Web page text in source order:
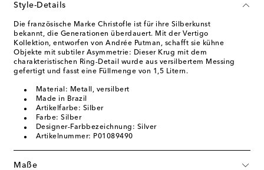
Style-Details
Die französische Marke Christofle ist für ihre Silberkunst
bekannt, die Generationen überdauert. Mit der Vertigo
Kollektion, entworfen von Andrée Putman, schafft sie kühne
Objekte mit subtiler Asymmetrie: Dieser Krug mit dem
charakteristischen Ring-Detail wurde aus versilbertem Messing
gefertigt und fasst eine Füllmenge von 1,5 Litern.
Material: Metall, versilbert
Made in Brazil
Artikelfarbe: Silber
Farbe: Silber
Designer-Farbbezeichnung: Silver
Artikelnummer: P01089490
Maße